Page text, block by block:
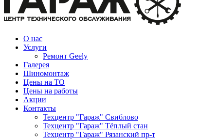
О нас
Услуги
Ремонт Geely
Галерея
Шиномонтаж
Цены на ТО
Цены на работы
Акции
Контакты
Техцентр "Гараж" Свиблово
Техцентр "Гараж" Тёплый стан
Техцентр "Гараж" Рязанский пр-т